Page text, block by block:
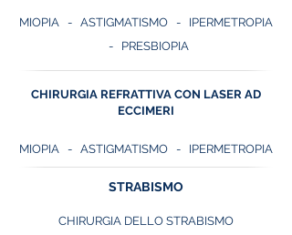
MIOPIA - ASTIGMATISMO - IPERMETROPIA
- PRESBIOPIA
CHIRURGIA REFRATTIVA CON LASER AD
ECCIMERI
MIOPIA - ASTIGMATISMO - IPERMETROPIA
STRABISMO
CHIRURGIA DELLO STRABISMO